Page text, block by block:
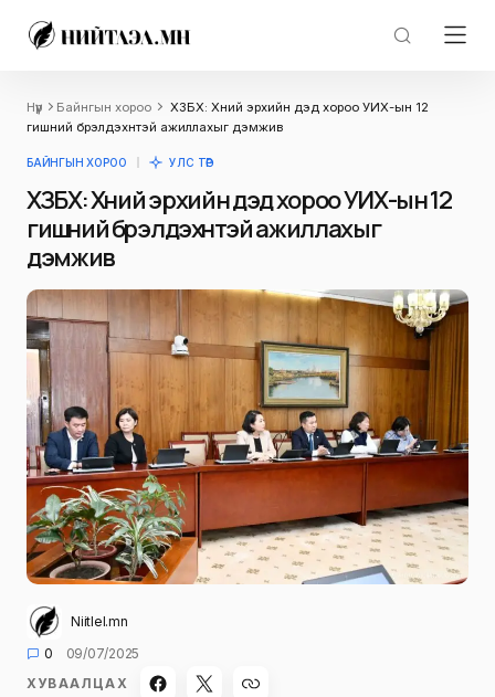
Нүүр Байнгын хороо
ХЗБХ: Хүний эрхийн дэд хороо УИХ-ын 12
гишүүний бүрэлдэхүүнтэй ажиллахыг дэмжив
БАЙНГЫН ХОРОО УЛС ТӨР
ХЗБХ: Хүний эрхийн дэд хороо УИХ-ын 12
гишүүний бүрэлдэхүүнтэй ажиллахыг
дэмжив
Niitlel.mn
0
09/07/2025
ХУВААЛЦАХ